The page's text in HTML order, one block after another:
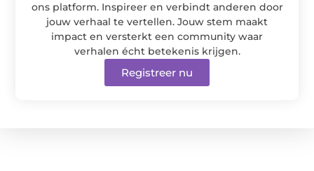
ons platform. Inspireer en verbindt anderen door
jouw verhaal te vertellen. Jouw stem maakt
impact en versterkt een community waar
verhalen écht betekenis krijgen.
Registreer nu